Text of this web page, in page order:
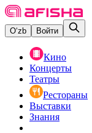
O‘zb Войти
Кино
Концерты
Театры
Рестораны
Выставки
Знания